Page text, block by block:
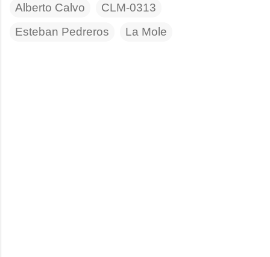
Alberto Calvo
CLM-0313
Esteban Pedreros
La Mole